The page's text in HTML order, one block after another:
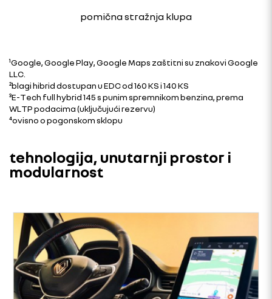
pomična stražnja klupa
¹Google, Google Play, Google Maps zaštitni su znakovi Google
LLC.
²blagi hibrid dostupan u EDC od 160 KS i 140 KS
³E-Tech full hybrid 145 s punim spremnikom benzina, prema
WLTP podacima (uključujući rezervu)
⁴ovisno o pogonskom sklopu
tehnologija, unutarnji prostor i
modularnost